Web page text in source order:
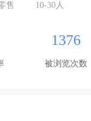
售 10-30人
1376
被浏览次数